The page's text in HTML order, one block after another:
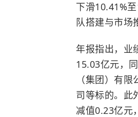
下滑10.41%
队搭建与市场
年报指出，业
15.03亿元，
（集团）有
司等标的。此
减值0.23亿元